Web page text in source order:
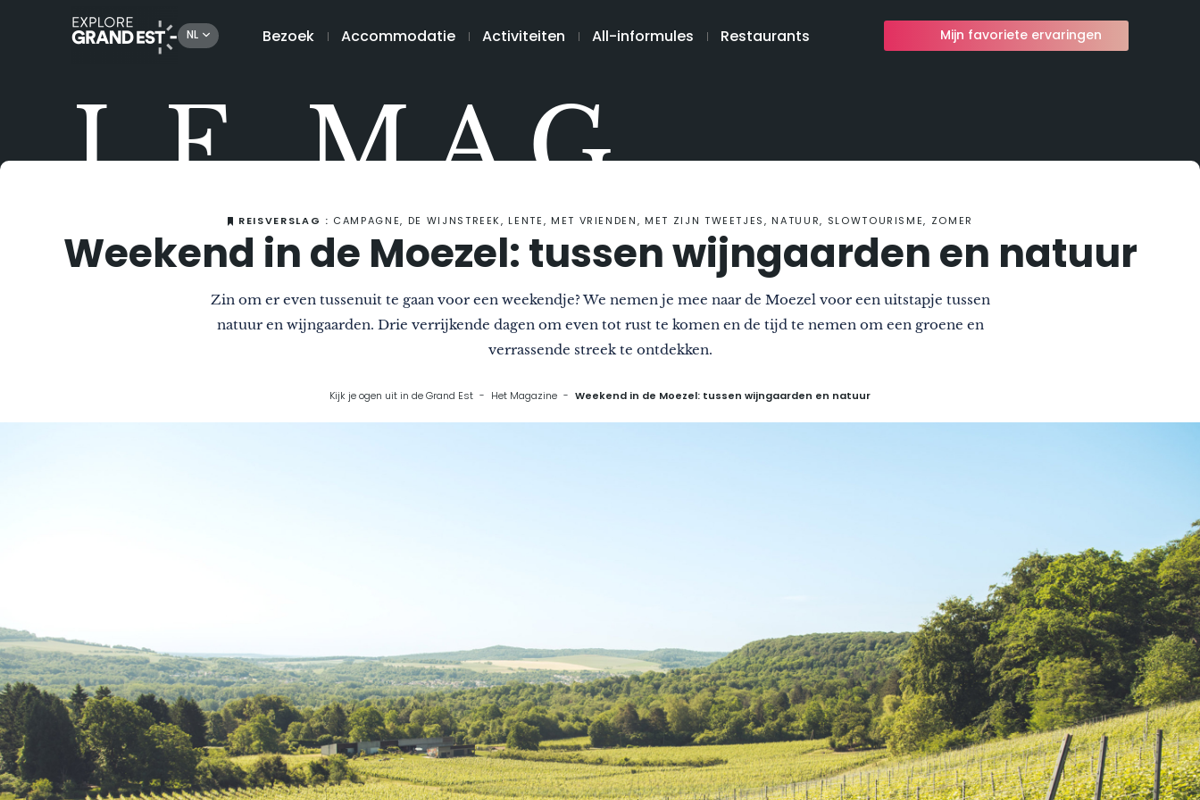
NL Bezoek Accommodatie Activiteiten All-informules Restaurants Mijn favoriete ervaringen
LE MAG
REISVERSLAG : CAMPAGNE, DE WIJNSTREEK, LENTE, MET VRIENDEN, MET ZIJN TWEETJES, NATUUR, SLOWTOURISME, ZOMER
Weekend in de Moezel: tussen wijngaarden en natuur
Zin om er even tussenuit te gaan voor een weekendje? We nemen je mee naar de Moezel voor een uitstapje tussen
natuur en wijngaarden. Drie verrijkende dagen om even tot rust te komen en de tijd te nemen om een groene en
verrassende streek te ontdekken.
Kijk je ogen uit in de Grand Est Het Magazine Weekend in de Moezel: tussen wijngaarden en natuur